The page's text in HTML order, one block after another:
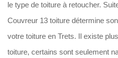
le type de toiture à retoucher.
Couvreur 13 toiture détermine
votre toiture en Trets. Il existe
toiture, certains sont seulement